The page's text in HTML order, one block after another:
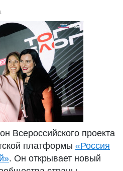
Всероссийского проекта
платформы «Россия
. Он открывает новый